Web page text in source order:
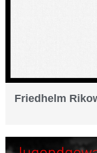
Friedhelm